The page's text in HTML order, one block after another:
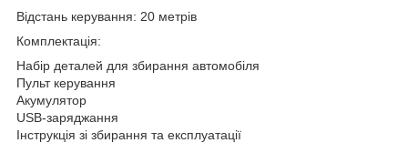
Відстань керування: 20 метрів
Комплектація:
Набір деталей для збирання автомобіля
Пульт керування
Акумулятор
USB-заряджання
Інструкція зі збирання та експлуатації